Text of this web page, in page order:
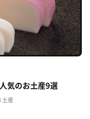
気のお土産9選
土産